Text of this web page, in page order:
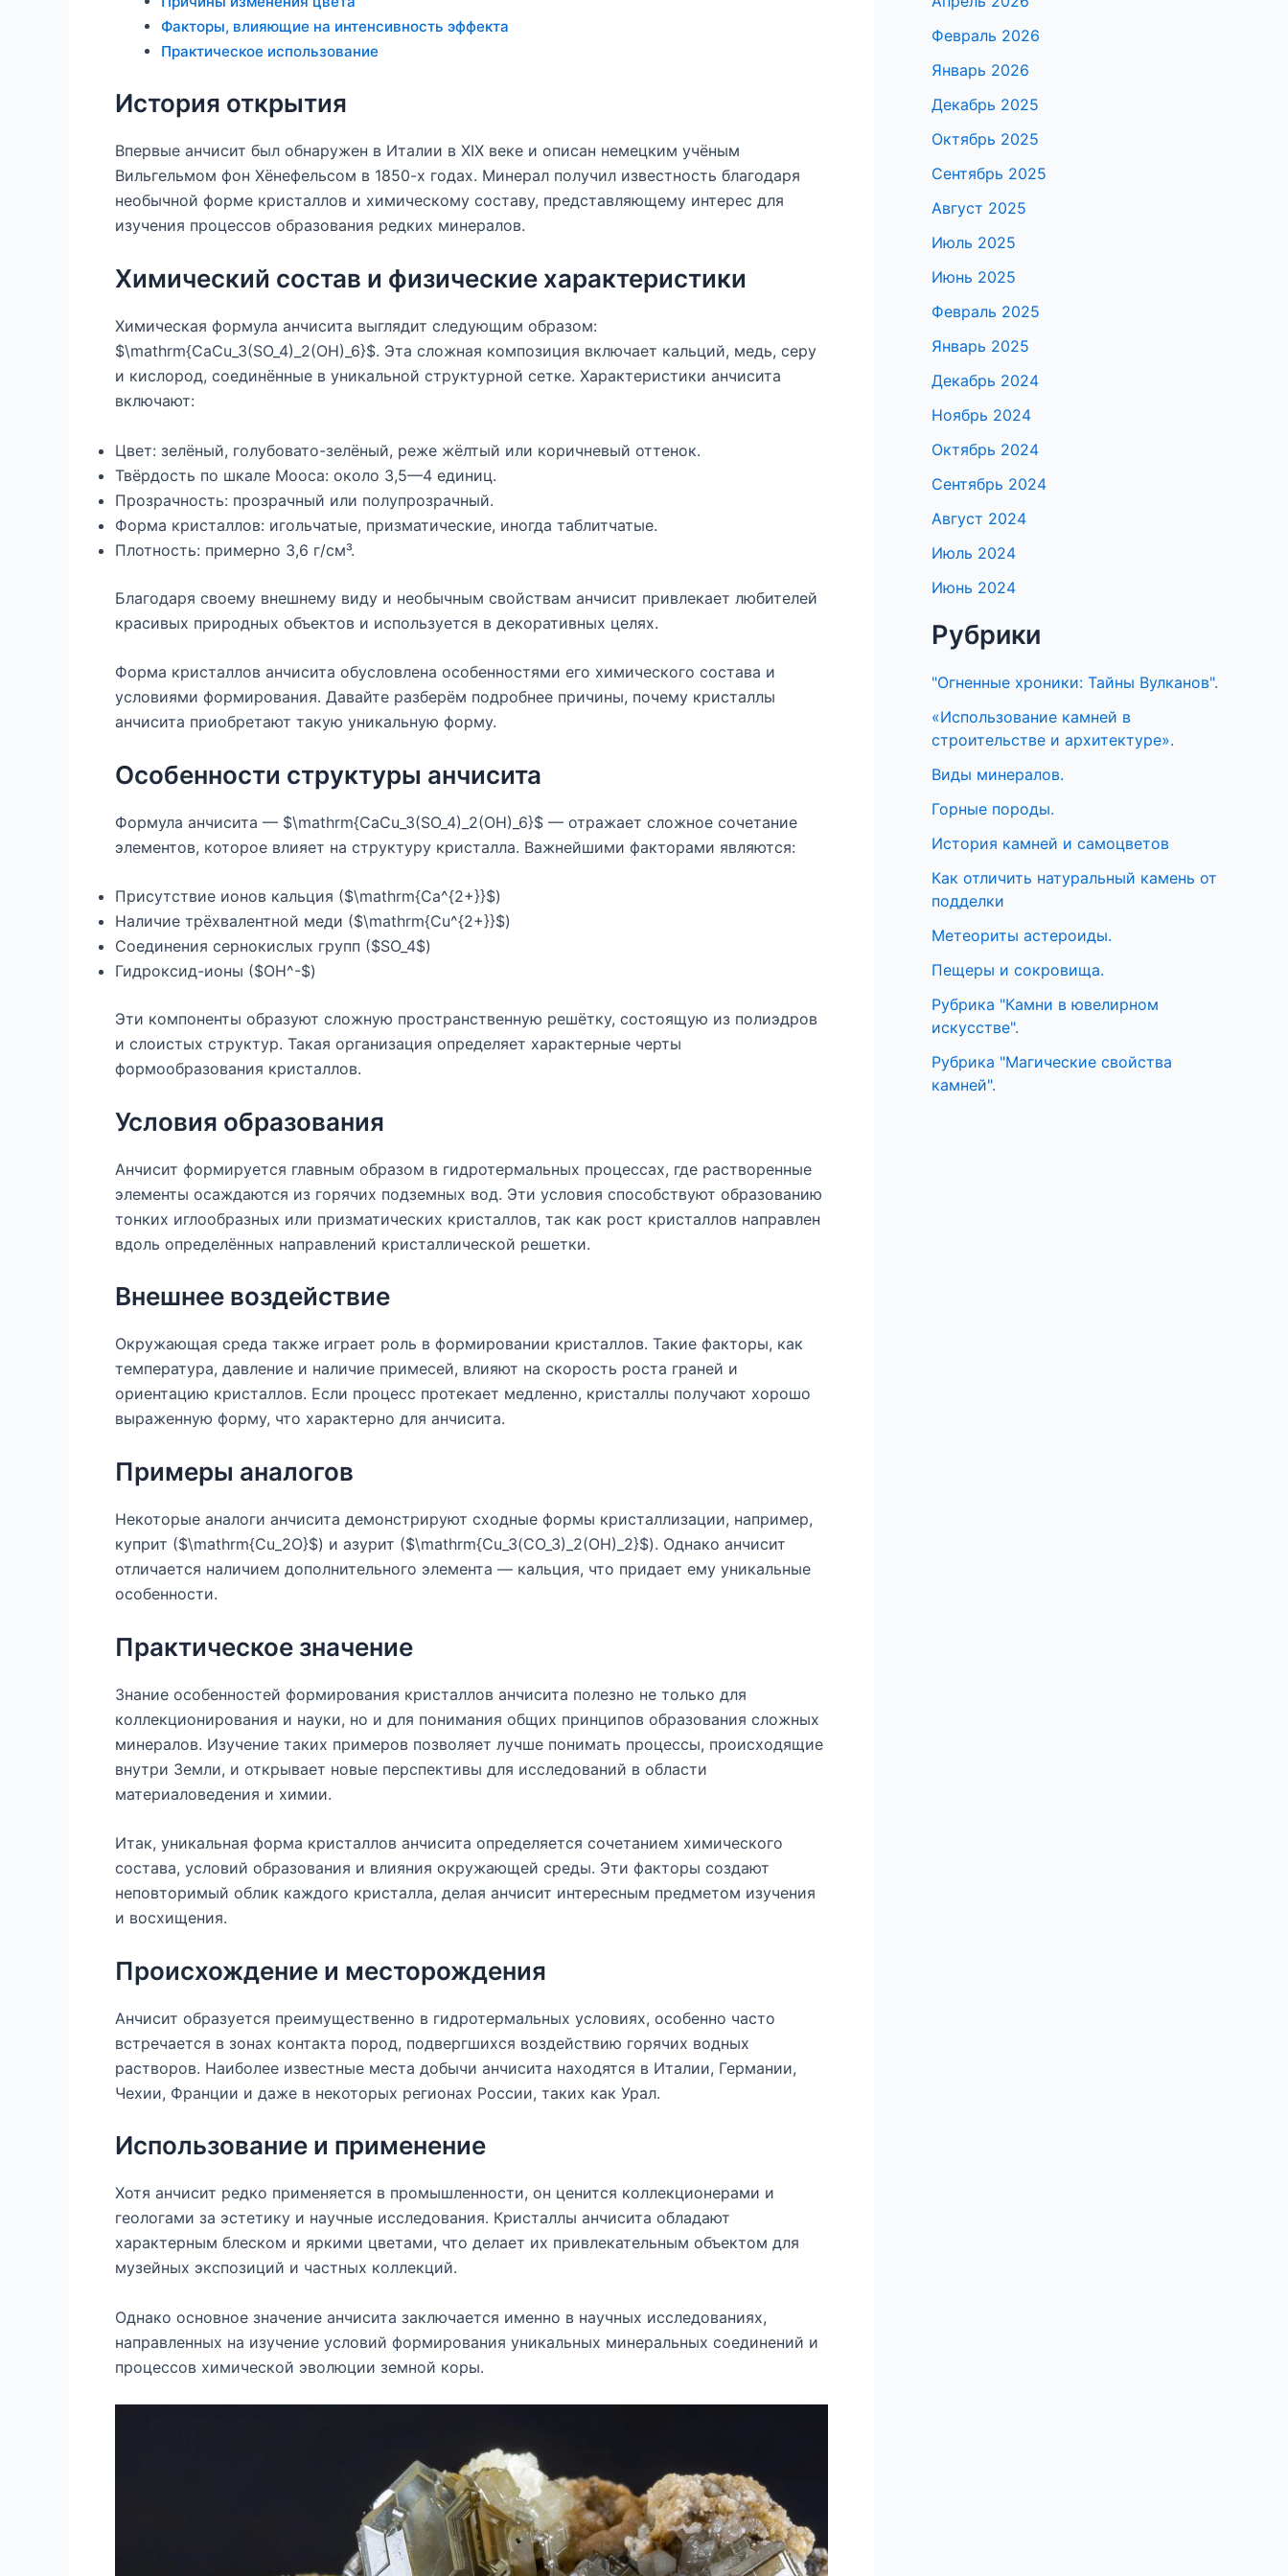
Факторы, влияющие на интенсивность эффекта
Практическое использование
История открытия
Впервые анчисит был обнаружен в Италии в XIX веке и описан немецким учёным
Вильгельмом фон Хёнефельсом в 1850-х годах. Минерал получил известность благодаря
необычной форме кристаллов и химическому составу, представляющему интерес для
изучения процессов образования редких минералов.
Химический состав и физические характеристики
Химическая формула анчисита выглядит следующим образом:
$\mathrm{CaCu_3(SO_4)_2(OH)_6}$. Эта сложная композиция включает кальций, медь, серу
и кислород, соединённые в уникальной структурной сетке. Характеристики анчисита
включают:
Цвет: зелёный, голубовато-зелёный, реже жёлтый или коричневый оттенок.
Твёрдость по шкале Мооса: около 3,5—4 единиц.
Прозрачность: прозрачный или полупрозрачный.
Форма кристаллов: игольчатые, призматические, иногда таблитчатые.
Плотность: примерно 3,6 г/см³.
Благодаря своему внешнему виду и необычным свойствам анчисит привлекает любителей
красивых природных объектов и используется в декоративных целях.
Форма кристаллов анчисита обусловлена особенностями его химического состава и
условиями формирования. Давайте разберём подробнее причины, почему кристаллы
анчисита приобретают такую уникальную форму.
Особенности структуры анчисита
Формула анчисита — $\mathrm{CaCu_3(SO_4)_2(OH)_6}$ — отражает сложное сочетание
элементов, которое влияет на структуру кристалла. Важнейшими факторами являются:
Присутствие ионов кальция ($\mathrm{Ca^{2+}}$)
Наличие трёхвалентной меди ($\mathrm{Cu^{2+}}$)
Соединения сернокислых групп ($SO_4$)
Гидроксид-ионы ($OH^-$)
Эти компоненты образуют сложную пространственную решётку, состоящую из полиэдров
и слоистых структур. Такая организация определяет характерные черты
формообразования кристаллов.
Условия образования
Анчисит формируется главным образом в гидротермальных процессах, где растворенные
элементы осаждаются из горячих подземных вод. Эти условия способствуют образованию
тонких иглообразных или призматических кристаллов, так как рост кристаллов направлен
вдоль определённых направлений кристаллической решетки.
Внешнее воздействие
Окружающая среда также играет роль в формировании кристаллов. Такие факторы, как
температура, давление и наличие примесей, влияют на скорость роста граней и
ориентацию кристаллов. Если процесс протекает медленно, кристаллы получают хорошо
выраженную форму, что характерно для анчисита.
Примеры аналогов
Некоторые аналоги анчисита демонстрируют сходные формы кристаллизации, например,
куприт ($\mathrm{Cu_2O}$) и азурит ($\mathrm{Cu_3(CO_3)_2(OH)_2}$). Однако анчисит
отличается наличием дополнительного элемента — кальция, что придает ему уникальные
особенности.
Практическое значение
Знание особенностей формирования кристаллов анчисита полезно не только для
коллекционирования и науки, но и для понимания общих принципов образования сложных
минералов. Изучение таких примеров позволяет лучше понимать процессы, происходящие
внутри Земли, и открывает новые перспективы для исследований в области
материаловедения и химии.
Итак, уникальная форма кристаллов анчисита определяется сочетанием химического
состава, условий образования и влияния окружающей среды. Эти факторы создают
неповторимый облик каждого кристалла, делая анчисит интересным предметом изучения
и восхищения.
Происхождение и месторождения
Анчисит образуется преимущественно в гидротермальных условиях, особенно часто
встречается в зонах контакта пород, подвергшихся воздействию горячих водных
растворов. Наиболее известные места добычи анчисита находятся в Италии, Германии,
Чехии, Франции и даже в некоторых регионах России, таких как Урал.
Использование и применение
Хотя анчисит редко применяется в промышленности, он ценится коллекционерами и
геологами за эстетику и научные исследования. Кристаллы анчисита обладают
характерным блеском и яркими цветами, что делает их привлекательным объектом для
музейных экспозиций и частных коллекций.
Однако основное значение анчисита заключается именно в научных исследованиях,
направленных на изучение условий формирования уникальных минеральных соединений и
процессов химической эволюции земной коры.
Февраль 2026
Январь 2026
Декабрь 2025
Октябрь 2025
Сентябрь 2025
Август 2025
Июль 2025
Июнь 2025
Февраль 2025
Январь 2025
Декабрь 2024
Ноябрь 2024
Октябрь 2024
Сентябрь 2024
Август 2024
Июль 2024
Июнь 2024
Рубрики
"Огненные хроники: Тайны Вулканов".
«Использование камней в
строительстве и архитектуре».
Виды минералов.
Горные породы.
История камней и самоцветов
Как отличить натуральный камень от
подделки
Метеориты астероиды.
Пещеры и сокровища.
Рубрика "Камни в ювелирном
искусстве".
Рубрика "Магические свойства
камней".